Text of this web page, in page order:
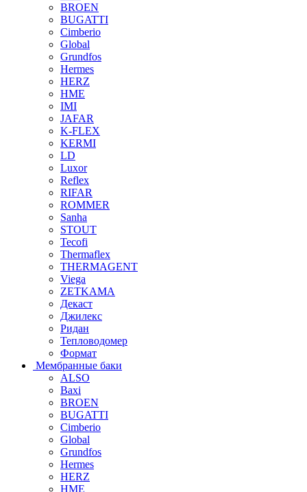
BROEN
BUGATTI
Cimberio
Global
Grundfos
Hermes
HERZ
HME
IMI
JAFAR
K-FLEX
KERMI
LD
Luxor
Reflex
RIFAR
ROMMER
Sanha
STOUT
Tecofi
Thermaflex
THERMAGENT
Viega
ZETKAMA
Декаст
Джилекс
Ридан
Тепловодомер
Формат
Мембранные баки
ALSO
Baxi
BROEN
BUGATTI
Cimberio
Global
Grundfos
Hermes
HERZ
HME